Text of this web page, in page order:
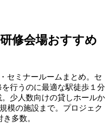
修会場おすすめ
セミナールームまとめ。セ
行うのに最適な駅徒歩１分
少人数向けの貸しホールか
模の施設まで。プロジェク
多数。